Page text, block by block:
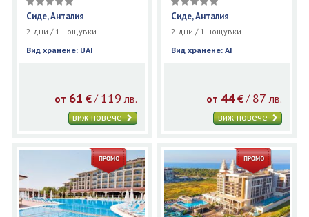
Сиде, Анталия
2 дни / 1 нощувки
Вид хранене: UAI
от 61 €/ 119 лв.
виж повече
Сиде, Анталия
2 дни / 1 нощувки
Вид хранене: AI
от 44 € / 87 лв.
виж повече